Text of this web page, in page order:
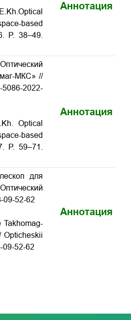
based
P. 38–49.
Аннотация
МКС» //
2022-
Optical
based
P. 59–71.
Аннотация
для
09-52-62
Takhomag-
Opticheskii
09-52-62
Аннотация